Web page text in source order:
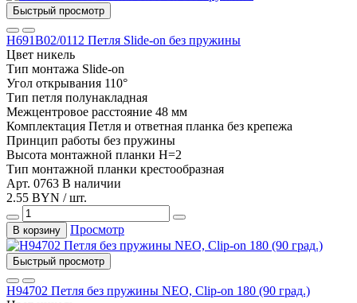
Быстрый просмотр
H691B02/0112 Петля Slide-on без пружины
Цвет никель
Тип монтажа Slide-on
Угол открывания 110°
Тип петля полунакладная
Межцентровое расстояние 48 мм
Комплектация Петля и ответная планка без крепежа
Принцип работы без пружины
Высота монтажной планки H=2
Тип монтажной планки крестообразная
Арт. 0763 В наличии
2.55 BYN / шт.
В корзину Просмотр
Быстрый просмотр
Н94702 Петля без пружины NEO, Clip-on 180 (90 град.)